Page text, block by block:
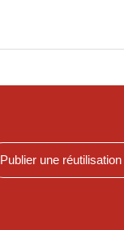
Publier une réutilisation